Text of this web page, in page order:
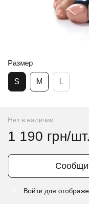
Размер
S M L
Нет в наличии
1 190 грн/шт.
Войти для